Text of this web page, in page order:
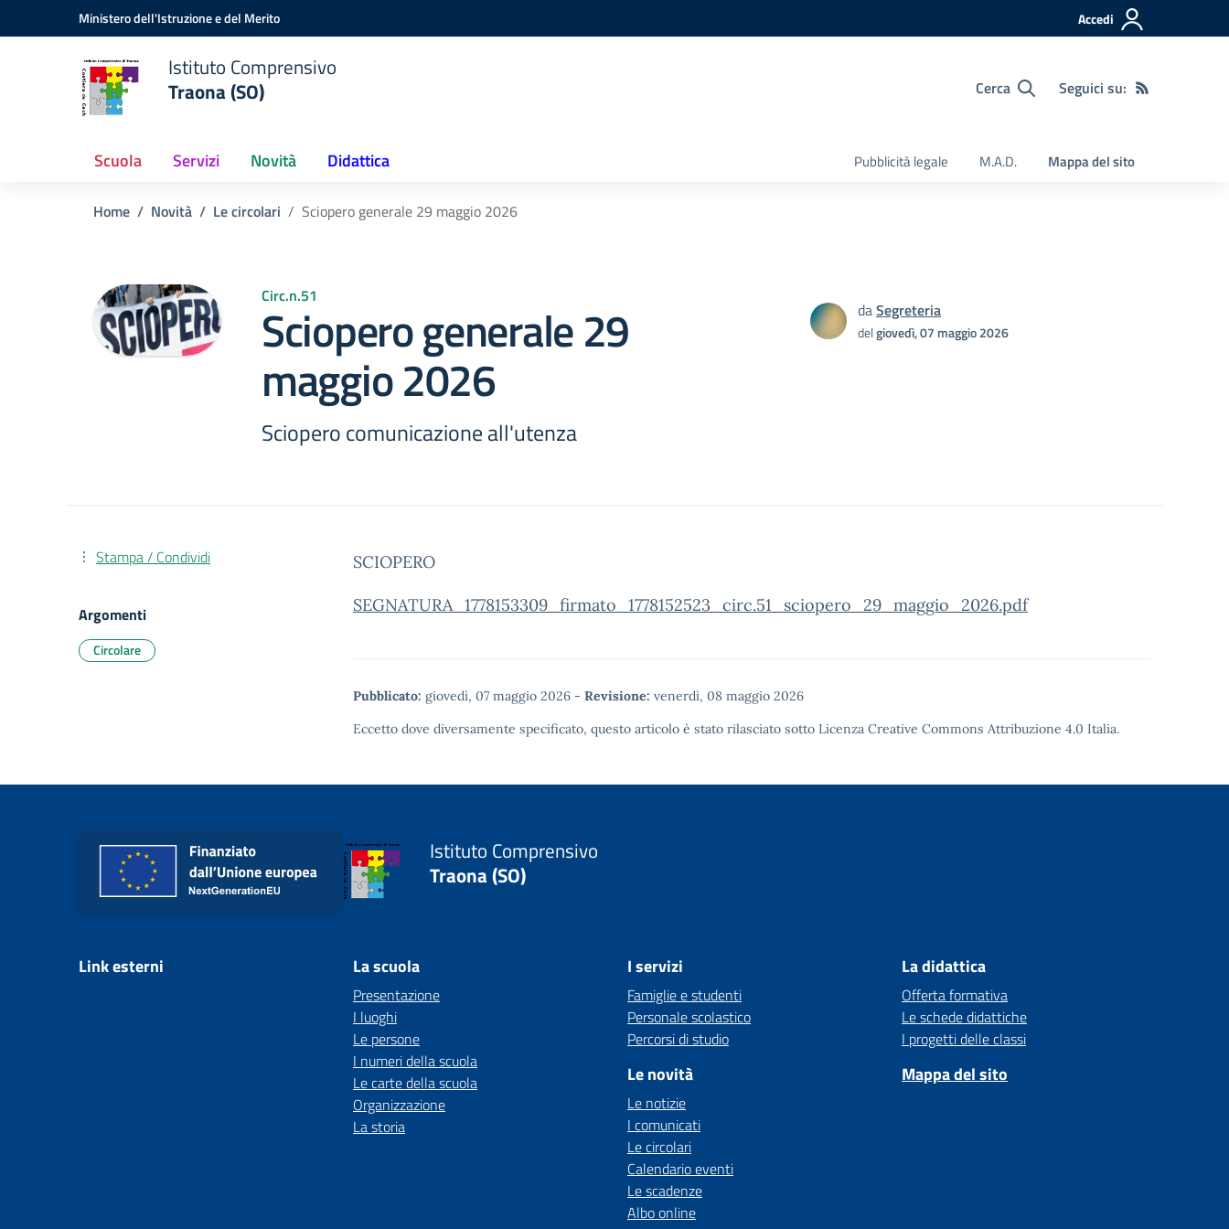
Vai ai contenuti
Vai al menu di navigazioneMinistero dell'Istruzione e del Merito Accedi
Istituto Comprensivo
Traona (SO)
Cerca Seguici su:
Scuola Servizi Novità Didattica Pubblicità legale M.A.D. Mappa del sito
Home Novità Le circolari Sciopero generale 29 maggio 2026
Circ.n.51
Sciopero generale 29
maggio 2026
Sciopero comunicazione all'utenza
daSegreteria
delgiovedì, 07 maggio 2026
SCIOPERO
SEGNATURA_1778153309_firmato_1778152523_circ.51_sciopero_29_maggio_2026.pdf
Pubblicato: giovedì, 07 maggio 2026 - Revisione: venerdì, 08 maggio 2026
Eccetto dove diversamente specificato, questo articolo è stato rilasciato sotto Licenza Creative Commons Attribuzione 4.0 Italia.
Stampa / Condividi
Argomenti
Circolare
Istituto Comprensivo
Traona (SO)
Link esterni La scuola
Presentazione
I luoghi
Le persone
I numeri della scuola
Le carte della scuola
Organizzazione
La storia
I servizi
Famiglie e studenti
Personale scolastico
Percorsi di studio
Le novità
Le notizie
I comunicati
Le circolari
Calendario eventi
Le scadenze
Albo online
La didattica
Offerta formativa
Le schede didattiche
I progetti delle classi
Mappa del sito